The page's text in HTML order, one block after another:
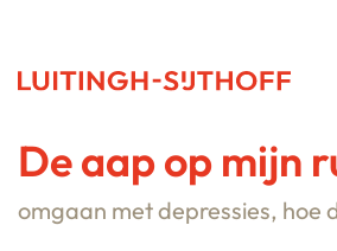
De aap op mijn
omgaan met depressies, hoe